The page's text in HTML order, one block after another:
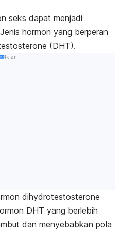
seks dapat menjadi
hormon yang berperan
(DHT).
Iklan
dihydrotestosterone
ormon DHT yang berlebih
dan menyebabkan pola